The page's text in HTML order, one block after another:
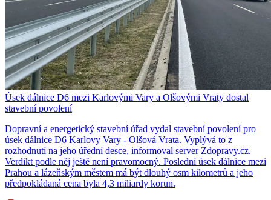
Úsek dálnice D6 mezi Karlovými Vary a Olšovými Vraty dostal
stavební povolení
Dopravní a energetický stavební úřad vydal stavební povolení pro
úsek dálnice D6 Karlovy Vary - Olšová Vrata. Vyplývá to z
rozhodnutí na jeho úřední desce, informoval server Zdopravy.cz.
Verdikt podle něj ještě není pravomocný. Poslední úsek dálnice mezi
Prahou a lázeňským městem má být dlouhý osm kilometrů a jeho
předpokládaná cena byla 4,3 miliardy korun.